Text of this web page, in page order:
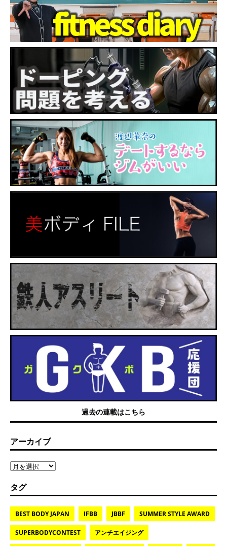
過去の連載はこちら
アーカイブ
タグ
BEST BODY JAPAN IFBB JBBF SUMMER STYLE AWARD
SUPERBODYCONTEST アンチエイジング